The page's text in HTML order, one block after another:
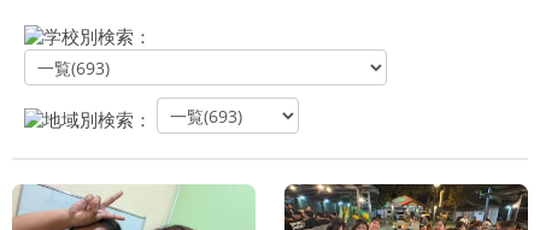
学校別検索：
地域別検索：